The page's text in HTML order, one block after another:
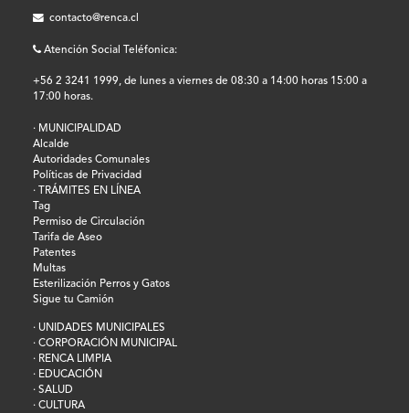
contacto@renca.cl
Atención Social Teléfonica:
+56 2 3241 1999, de lunes a viernes de 08:30 a 14:00 horas 15:00 a
17:00 horas.
· MUNICIPALIDAD
Alcalde
Autoridades Comunales
Políticas de Privacidad
· TRÁMITES EN LÍNEA
Tag
Permiso de Circulación
Tarifa de Aseo
Patentes
Multas
Esterilización Perros y Gatos
Sigue tu Camión
· UNIDADES MUNICIPALES
· CORPORACIÓN MUNICIPAL
· RENCA LIMPIA
· EDUCACIÓN
· SALUD
· CULTURA